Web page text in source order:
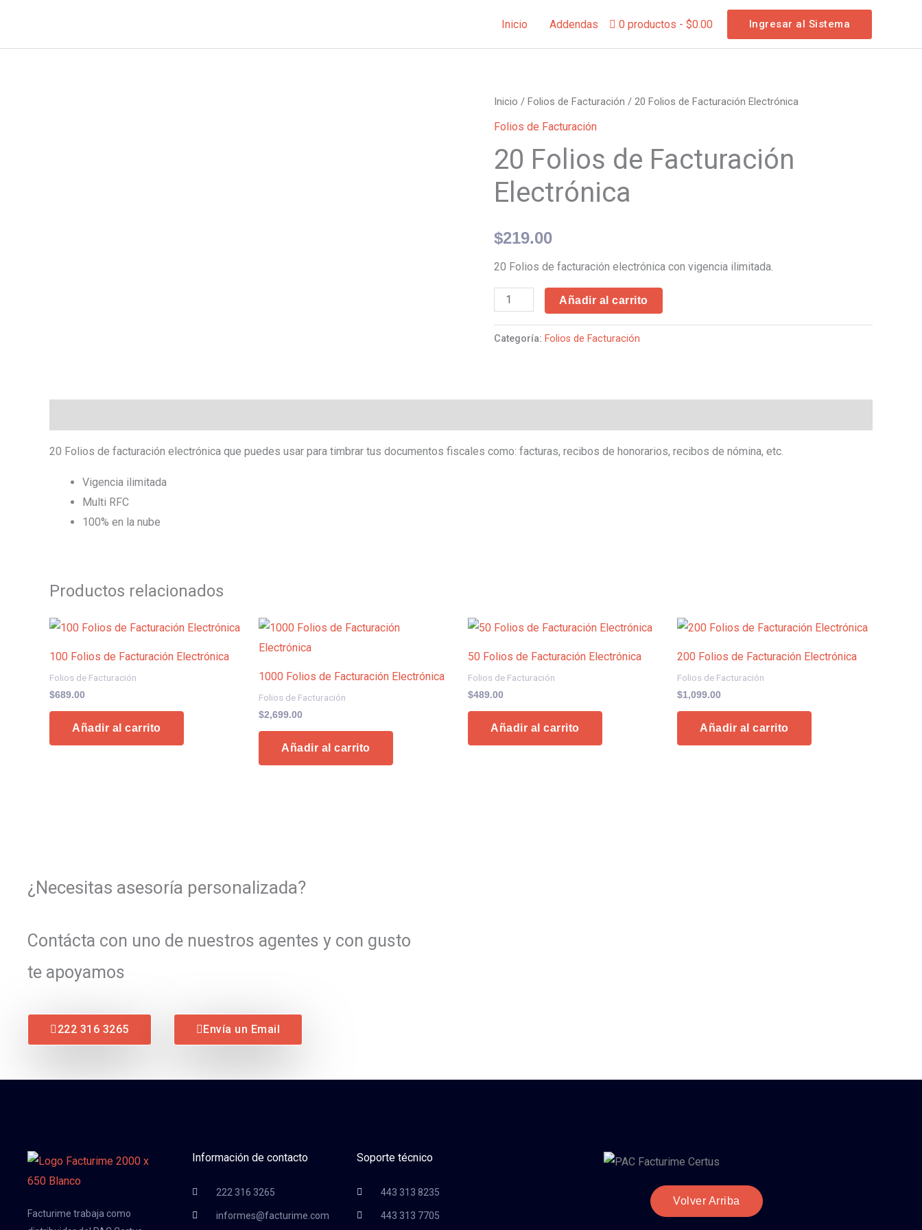
contenido
Inicio Addendas 0 productos $0.00 Ingresar al Sistema
Inicio / Folios de Facturación / 20 Folios de Facturación Electrónica
Folios de Facturación
20 Folios de Facturación
Electrónica
$219.00
20 Folios de facturación electrónica con vigencia ilimitada.
20
Folios
Facturación
Electrónica
cantidad
Añadir al carrito
Categoría: Folios de Facturación
20 Folios de facturación electrónica que puedes usar para timbrar tus documentos fiscales como: facturas, recibos de honorarios, recibos de nómina, etc.
Vigencia ilimitada
Multi RFC
100% en la nube
Productos relacionados
100 Folios de Facturación Electrónica
Folios de Facturación
$689.00
Añadir al carrito
1000 Folios de Facturación Electrónica
Folios de Facturación
$2,699.00
Añadir al carrito
50 Folios de Facturación Electrónica
Folios de Facturación
$489.00
Añadir al carrito
200 Folios de Facturación Electrónica
Folios de Facturación
$1,099.00
Añadir al carrito
¿Necesitas asesoría personalizada?
Contácta con uno de nuestros agentes y con gusto
te apoyamos
222 316 3265 Envía un Email
Facturime trabaja como
Información de contacto
222 316 3265
informes@facturime.com
Soporte técnico
443 313 8235
443 313 7705
Volver Arriba